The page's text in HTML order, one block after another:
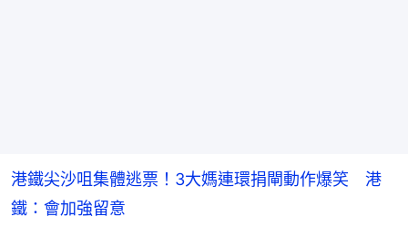
港鐵尖沙咀集體逃票！3大媽連環捐閘動作爆笑 港
鐵：會加強留意